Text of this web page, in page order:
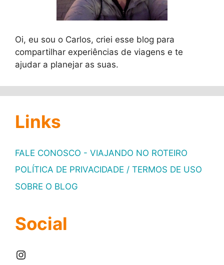
Oi, eu sou o Carlos, criei esse blog para
compartilhar experiências de viagens e te
ajudar a planejar as suas.
Links
FALE CONOSCO - VIAJANDO NO ROTEIRO
POLÍTICA DE PRIVACIDADE / TERMOS DE USO
SOBRE O BLOG
Social
Instagram